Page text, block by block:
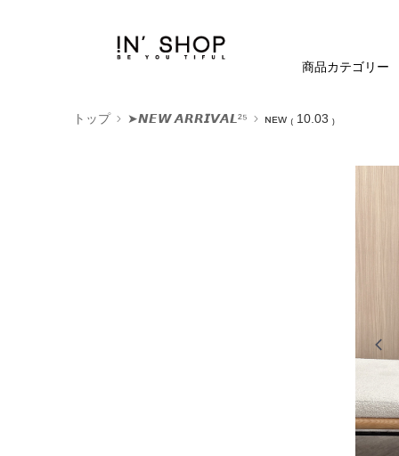
商品カテゴリー
トップ ➤𝙉𝙀𝙒 𝘼𝙍𝙍𝙄𝙑𝘼𝙇²⁵ ɴᴇᴡ ₍ 10.03 ₎